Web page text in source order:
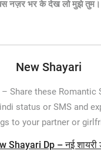
नज़र भर के देख लो मुझे तुम।
New Shayari
–Share these Romantic
status or SMS and
to your partner or
Shayari Dp – नई शायरी